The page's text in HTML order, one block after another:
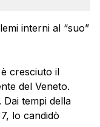
interni al “suo”
cresciuto il
del Veneto.
tempi della
lo candidò